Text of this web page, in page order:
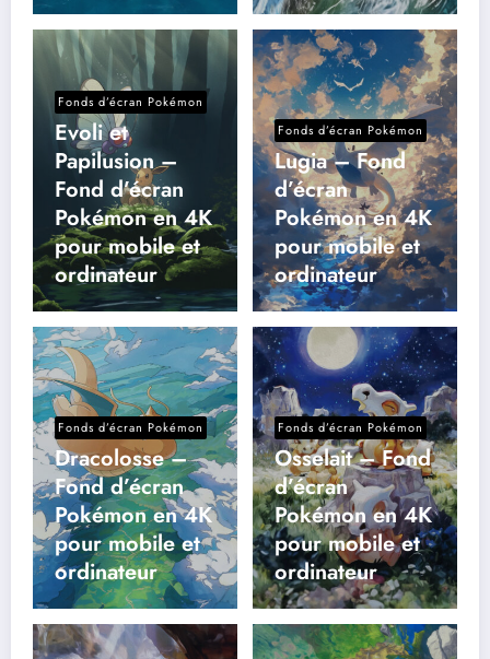
Fonds d’écran Pokémon
Evoli et
Papilusion –
Fond d’écran
Pokémon en 4K
pour mobile et
ordinateur
Fonds d’écran Pokémon
Lugia – Fond
d’écran
Pokémon en 4K
pour mobile et
ordinateur
Fonds d’écran Pokémon
Dracolosse –
Fond d’écran
Pokémon en 4K
pour mobile et
ordinateur
Fonds d’écran Pokémon
Osselait – Fond
d’écran
Pokémon en 4K
pour mobile et
ordinateur